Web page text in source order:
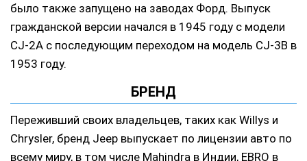
было также запущено на заводах Форд. Выпуск
гражданской версии начался в 1945 году с модели
CJ-2A с последующим переходом на модель CJ-3B в
1953 году.
БРЕНД
Переживший своих владельцев, таких как Willys и
Chrysler, бренд Jeep выпускает по лицензии авто по
всему миру, в том числе Mahindra в Индии, EBRO в